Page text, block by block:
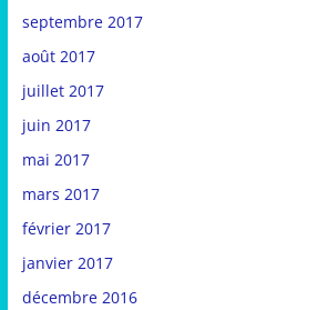
septembre 2017
août 2017
juillet 2017
juin 2017
mai 2017
mars 2017
février 2017
janvier 2017
décembre 2016